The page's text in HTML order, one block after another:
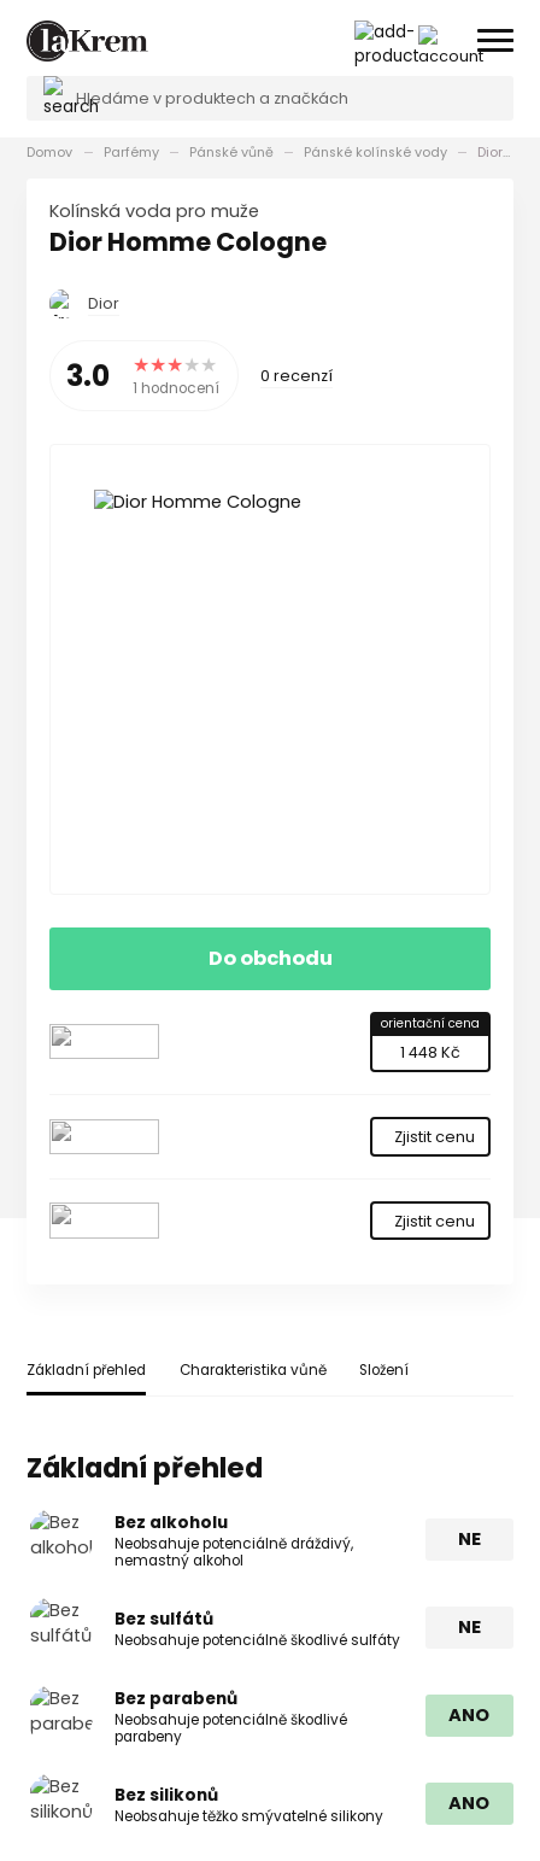
Domov Parfémy Pánské vůně Pánské kolínské vody Dior Homme Cologne
kolínská voda pro muže
Dior Homme Cologne
Dior
3.0 1 hodnocení
0 recenzí
Do obchodu
orientační cena
1 448 Kč
Zjistit cenu
Zjistit cenu
Základní přehled Charakteristika vůně Složení
Základní přehled
Bez alkoholu
Neobsahuje potenciálně dráždivý,
nemastný alkohol
NE
Bez sulfátů
Neobsahuje potenciálně škodlivé sulfáty
NE
Bez parabenů
Neobsahuje potenciálně škodlivé
parabeny
ANO
Bez silikonů
Neobsahuje těžko smývatelné silikony
ANO